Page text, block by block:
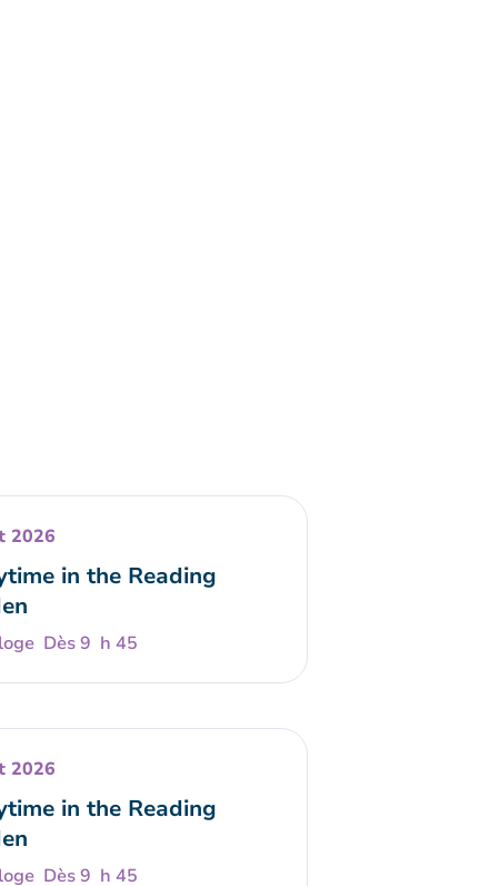
2026
in the Reading
Dès 9 h 45
2026
in the Reading
Dès 9 h 45